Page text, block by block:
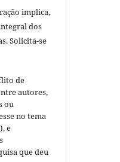
implica,
dos
Solicita-se
de
autores,
ou
no tema
e
que deu